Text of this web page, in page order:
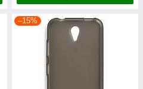
–15%